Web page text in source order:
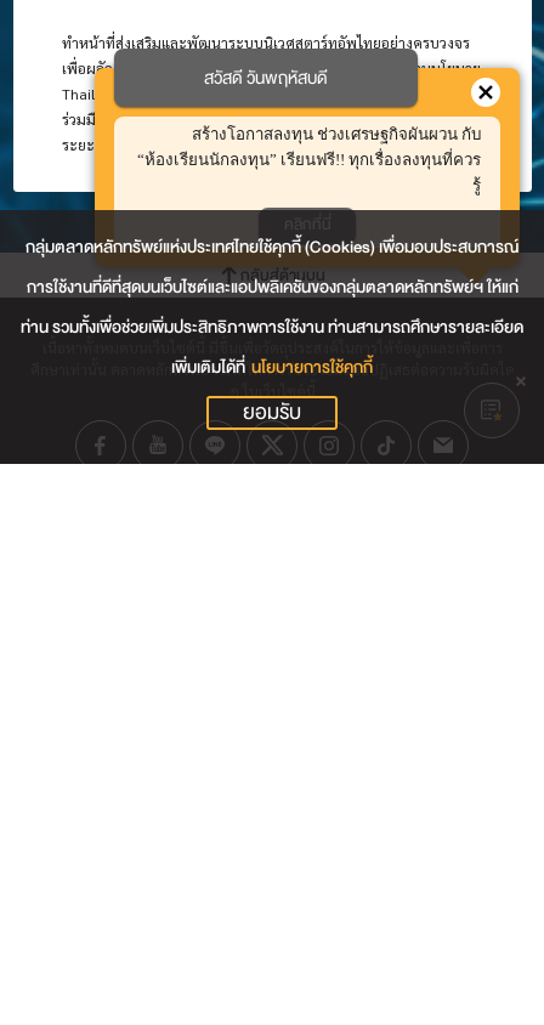
ทำหน้าที่ส่งเสริมและพัฒนาระบบนิเวศสตาร์ทอัพไทยอย่างครบวงจร
เพื่อผลักดันให้สตาร์ทอัพเป็นพลังขับเคลื่อนเศรษฐกิจใหม่ตามนโยบาย
Thailand 4.0 โดยดำเนินงานแบบไม่แสวงหากำไร บนพื้นฐานความ
ร่วมมือระหว่างภาครัฐและเอกชน เพื่อสร้างความยั่งยืนและคุณค่าใน
ระยะยาว
กลับสู่ด้านบน
ศึกษาเท่านั้น ตลาดหลักทรัพย์ฯ มิได้ให้การรับรองและขอปฏิเสธต่อความรับผิดใด
สวัสดี วันพฤหัสบดี
สร้างโอกาสลงทุน ช่วงเศรษฐกิจผันผวน กับ
“ห้องเรียนนักลงทุน” เรียนฟรี!! ทุกเรื่องลงทุนที่ควร
รู้
คลิกที่นี่
กลุ่มตลาดหลักทรัพย์แห่งประเทศไทยใช้คุกกี้ (Cookies) เพื่อมอบประสบการณ์
การใช้งานที่ดีที่สุดบนเว็บไซต์และแอปพลิเคชันของกลุ่มตลาดหลักทรัพย์ฯ ให้แก่
ท่าน รวมทั้งเพื่อช่วยเพิ่มประสิทธิภาพการใช้งาน ท่านสามารถศึกษารายละเอียด
เพิ่มเติมได้ที่ นโยบายการใช้คุกกี้
ยอมรับ